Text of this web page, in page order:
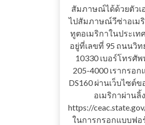
สัมภาษณ์ได้ด้วยตัวเ
ไปสัมภาษณ์วีซ่าอเม
ทูตอเมริกาในประเท
อยู่ที่เลขที่ 95 ถนนวิท
10330 เบอร์โทรศั
205-4000 เรากรอ
DS160 ผ่านเว็บไซต์
อเมริกาผ่านลิ้
https://
ในการกรอกแบบฟอ